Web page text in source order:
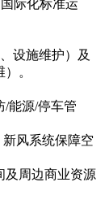
际化标准运
设施维护）及
。
/能源/停车管
风系统保障空
及周边商业资源